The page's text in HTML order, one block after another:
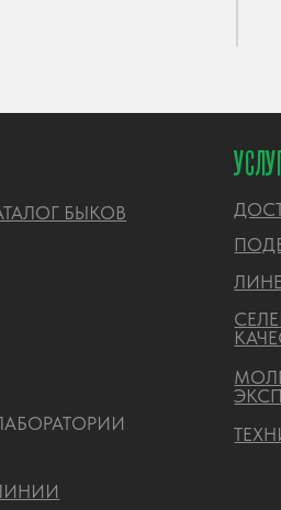
ДАННЫХ